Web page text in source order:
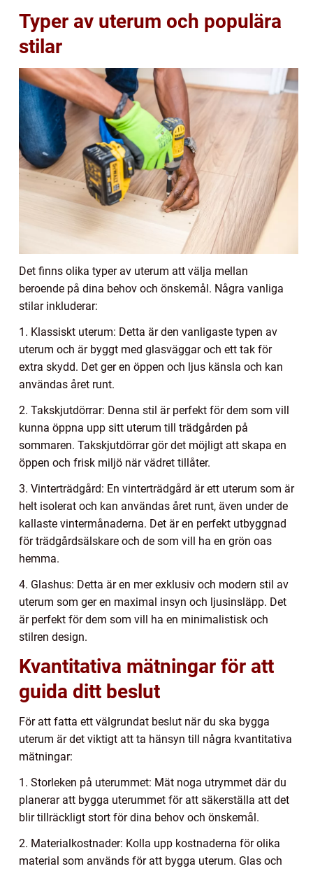
Typer av uterum och populära
stilar
Det finns olika typer av uterum att välja mellan
beroende på dina behov och önskemål. Några vanliga
stilar inkluderar:
1. Klassiskt uterum: Detta är den vanligaste typen av
uterum och är byggt med glasväggar och ett tak för
extra skydd. Det ger en öppen och ljus känsla och kan
användas året runt.
2. Takskjutdörrar: Denna stil är perfekt för dem som vill
kunna öppna upp sitt uterum till trädgården på
sommaren. Takskjutdörrar gör det möjligt att skapa en
öppen och frisk miljö när vädret tillåter.
3. Vinterträdgård: En vinterträdgård är ett uterum som är
helt isolerat och kan användas året runt, även under de
kallaste vintermånaderna. Det är en perfekt utbyggnad
för trädgårdsälskare och de som vill ha en grön oas
hemma.
4. Glashus: Detta är en mer exklusiv och modern stil av
uterum som ger en maximal insyn och ljusinsläpp. Det
är perfekt för dem som vill ha en minimalistisk och
stilren design.
Kvantitativa mätningar för att
guida ditt beslut
För att fatta ett välgrundat beslut när du ska bygga
uterum är det viktigt att ta hänsyn till några kvantitativa
mätningar:
1. Storleken på uterummet: Mät noga utrymmet där du
planerar att bygga uterummet för att säkerställa att det
blir tillräckligt stort för dina behov och önskemål.
2. Materialkostnader: Kolla upp kostnaderna för olika
material som används för att bygga uterum. Glas och